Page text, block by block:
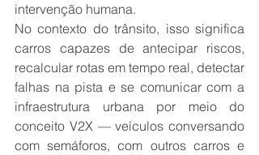
intervenção humana.
No contexto do trânsito, isso significa
carros capazes de antecipar riscos,
recalcular rotas em tempo real, detectar
falhas na pista e se comunicar com a
infraestrutura urbana por meio do
conceito V2X — veículos conversando
com semáforos, com outros carros e